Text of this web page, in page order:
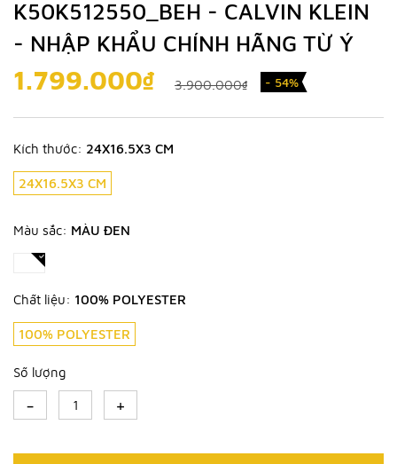
K50K512550_BEH - CALVIN KLEIN
- NHẬP KHẨU CHÍNH HÃNG TỪ Ý
1.799.000₫ 3.900.000₫ - 54%
Kích thước: 24X16.5X3 CM
24X16.5X3 CM
Màu sắc: MÀU ĐEN
Chất liệu: 100% POLYESTER
100% POLYESTER
Số lượng
- +